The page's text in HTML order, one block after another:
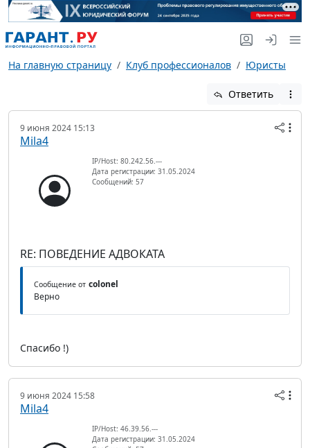
На главную страницу Клуб профессионалов Юристы
Ответить
9 июня 2024 15:13
Mila4
IP/Host: 80.242.56.---
Дата регистрации: 31.05.2024
Сообщений: 57
RE: ПОВЕДЕНИЕ АДВОКАТА
Сообщение от colonel
Верно
Спасибо !)
9 июня 2024 15:58
Mila4
IP/Host: 46.39.56.---
Дата регистрации: 31.05.2024